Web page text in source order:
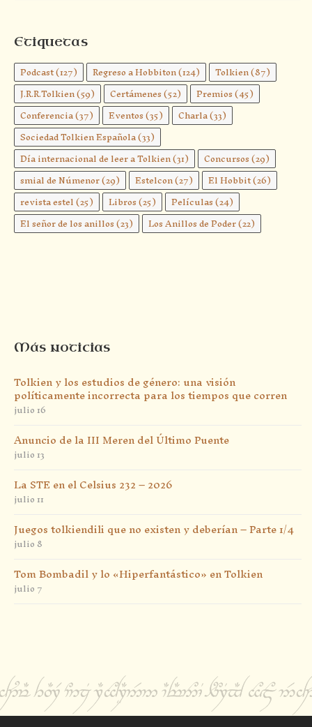
Etiquetas
Podcast(127) Regreso a Hobbiton(124) Tolkien(87)
J.R.R.Tolkien(59) Certámenes(52) Premios(45)
Conferencia(37) Eventos(35) Charla(33)
Sociedad Tolkien Española(33)
Día internacional de leer a Tolkien(31) Concursos(29)
smial de Númenor(29) Estelcon(27) El Hobbit(26)
revista estel(25) Libros(25) Películas(24)
El señor de los anillos(23) Los Anillos de Poder(22)
Más noticias
Tolkien y los estudios de género: una visión
políticamente incorrecta para los tiempos que corren
julio 16
Anuncio de la III Meren del Último Puente
julio 13
La STE en el Celsius 232 – 2026
julio 11
Juegos tolkiendili que no existen y deberían – Parte 1/4
julio 8
Tom Bombadil y lo «Hiperfantástico» en Tolkien
julio 7